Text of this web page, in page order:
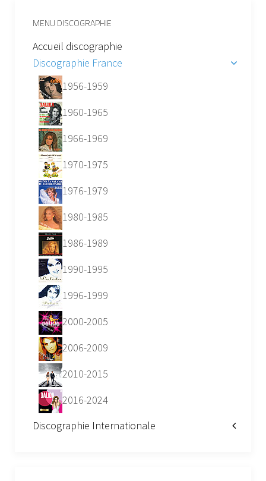
MENU DISCOGRAPHIE
Accueil discographie
Discographie France
1956-1959
1960-1965
1966-1969
1970-1975
1976-1979
1980-1985
1986-1989
1990-1995
1996-1999
2000-2005
2006-2009
2010-2015
2016-2024
Discographie Internationale